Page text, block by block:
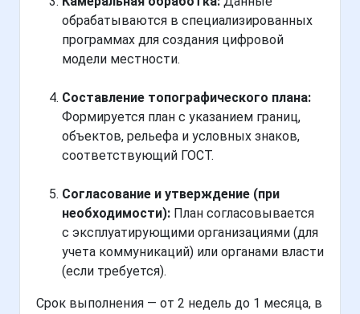
обрабатываются в специализированных
программах для создания цифровой
модели местности.
Составление топографического плана:
Формируется план с указанием границ,
объектов, рельефа и условных знаков,
соответствующий ГОСТ.
Согласование и утверждение (при
необходимости): План согласовывается
с эксплуатирующими организациями (для
учета коммуникаций) или органами власти
(если требуется).
Срок выполнения — от 2 недель до 1 месяца, в